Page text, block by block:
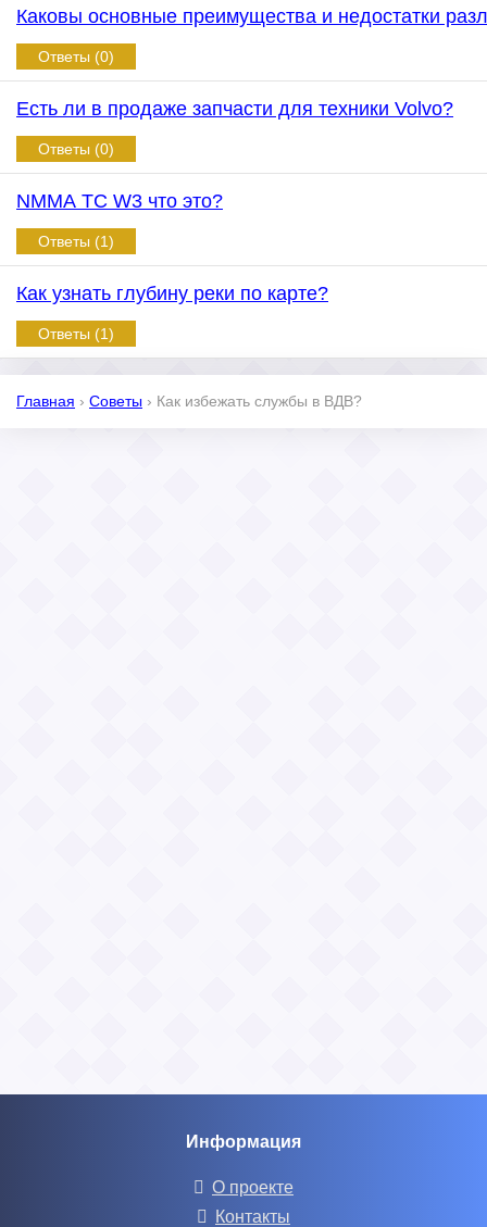
Каковы основные преимущества и недостатки
Ответы (0)
Есть ли в продаже запчасти для техники Volvo?
Ответы (0)
NMMA TC W3 что это?
Ответы (1)
Как узнать глубину реки по карте?
Ответы (1)
Главная › Советы › Как избежать службы в ВДВ?
Информация
О проекте
Контакты